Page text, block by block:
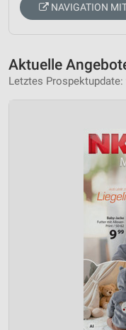
NAVIGATION
Aktuelle
Letztes Prospektupdate: